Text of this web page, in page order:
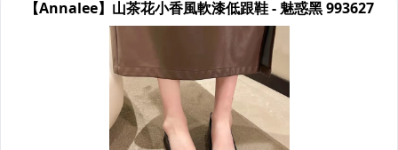
【Annalee】山茶花小香風軟漆低跟鞋 - 魅惑黑 993627